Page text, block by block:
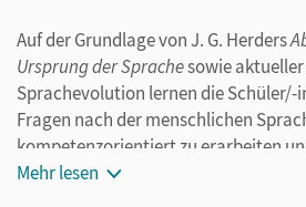
Auf der Grundlage von J. G. Herders
Ursprung der Sprachesowie
Sprachevolution lernen die Schüler/-
Fragen nach der menschlichen
kompetenzorientiert zu erarbeiten
bewerten.
Mehr lesen